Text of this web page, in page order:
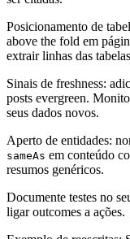
Posicionamento de
above the fold em
extrair linhas das
Sinais de freshness:
posts evergreen.
seus dados novos.
Aperto de entidades:
sameAs em conteúdo
resumos genéricos.
Documente testes no
ligar outcomes a ações.